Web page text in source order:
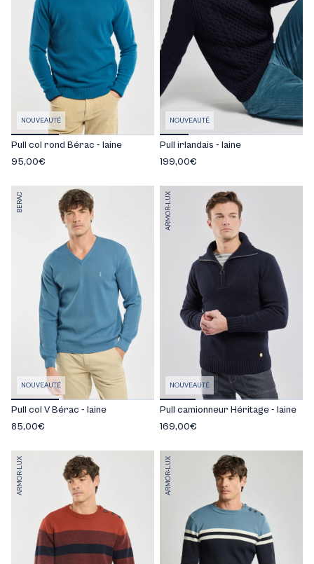
NOUVEAUTÉ
Pull col rond Bérac - laine
95,00€
NOUVEAUTÉ
Pull irlandais - laine
199,00€
BERAC
NOUVEAUTÉ
Pull col V Bérac - laine
85,00€
ARMOR-LUX
NOUVEAUTÉ
Pull camionneur Héritage - laine
169,00€
ARMOR-LUX ARMOR-LUX